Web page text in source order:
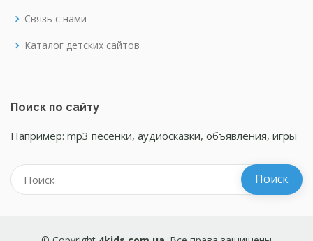
Связь с нами
Каталог детских сайтов
Поиск по сайту
Например: mp3 песенки, аудиосказки, объявления, игры